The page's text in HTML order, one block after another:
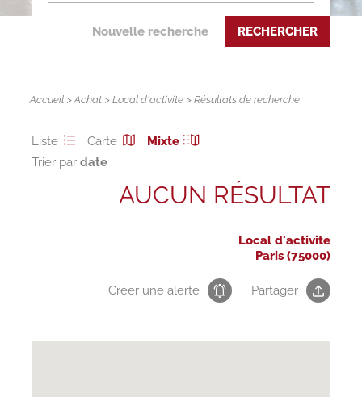
Nouvelle recherche RECHERCHER
Accueil >Achat >Local d'activite > Résultats de recherche
Liste Carte
Mixte
Trier par
AUCUN RÉSULTAT
Local d'activite
Paris (75000)
Créer une alerte Partager